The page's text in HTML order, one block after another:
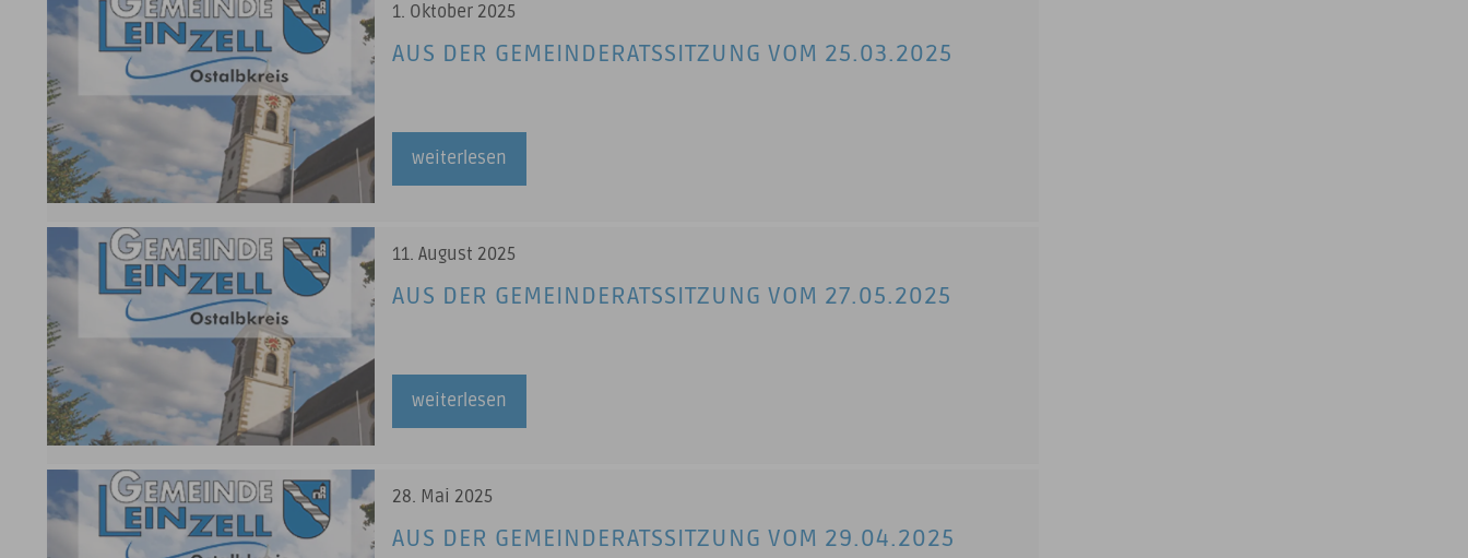
1. Oktober 2025
AUS DER GEMEINDERATSSITZUNG VOM 25.03.2025
weiterlesen
11. August 2025
AUS DER GEMEINDERATSSITZUNG VOM 27.05.2025
weiterlesen
28. Mai 2025
AUS DER GEMEINDERATSSITZUNG VOM 29.04.2025